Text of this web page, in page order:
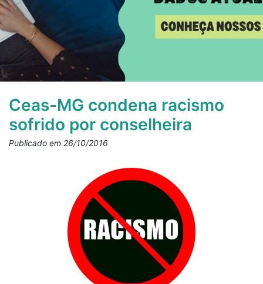
Ceas-MG condena racismo
sofrido por conselheira
Publicado em 26/10/2016